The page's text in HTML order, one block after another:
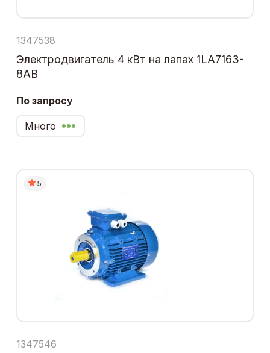
1347538
Электродвигатель 4 кВт на лапах 1LA7163-
8AB
По запросу
Много
5
1347546